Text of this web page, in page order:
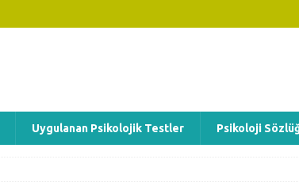
Uygulanan Psikolojik Testler Psikoloji